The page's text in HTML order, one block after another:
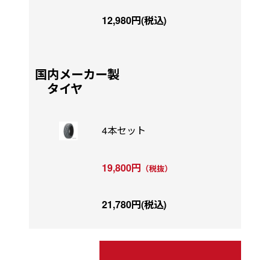
12,980円(税込)
国内メーカー製
タイヤ
4本セット
19,800円 （税抜）
21,780円(税込)